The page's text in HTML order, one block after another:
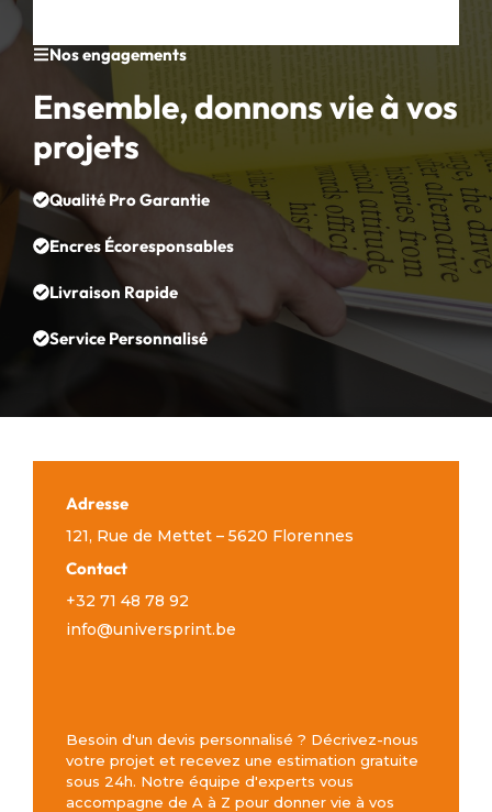
Nos engagements
Ensemble, donnons vie à vos
projets
Qualité Pro Garantie
Encres Écoresponsables
Livraison Rapide
Service Personnalisé
Adresse
121, Rue de Mettet – 5620 Florennes
Contact
+32 71 48 78 92
info@universprint.be
Besoin d'un devis personnalisé ? Décrivez-nous
votre projet et recevez une estimation gratuite
sous 24h. Notre équipe d'experts vous
accompagne de A à Z pour donner vie à vos